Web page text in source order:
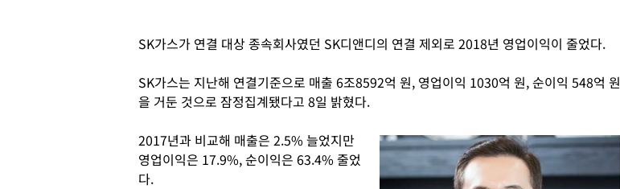
SK가스가 연결 대상 종속회사였던 SK디앤디의 연결 제외로 2018년 영업이익이 줄었다.
SK가스는 지난해 연결기준으로 매출 6조8592억 원, 영업이익 1030억 원, 순이익 548억 원
을 거둔 것으로 잠정집계됐다고 8일 밝혔다.
2017년과 비교해 매출은 2.5% 늘었지만
영업이익은 17.9%, 순이익은 63.4% 줄었
다.